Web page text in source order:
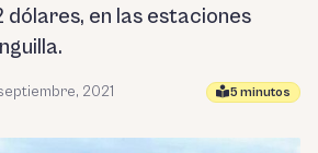
dólares, en las estaciones
2021 5 minutos